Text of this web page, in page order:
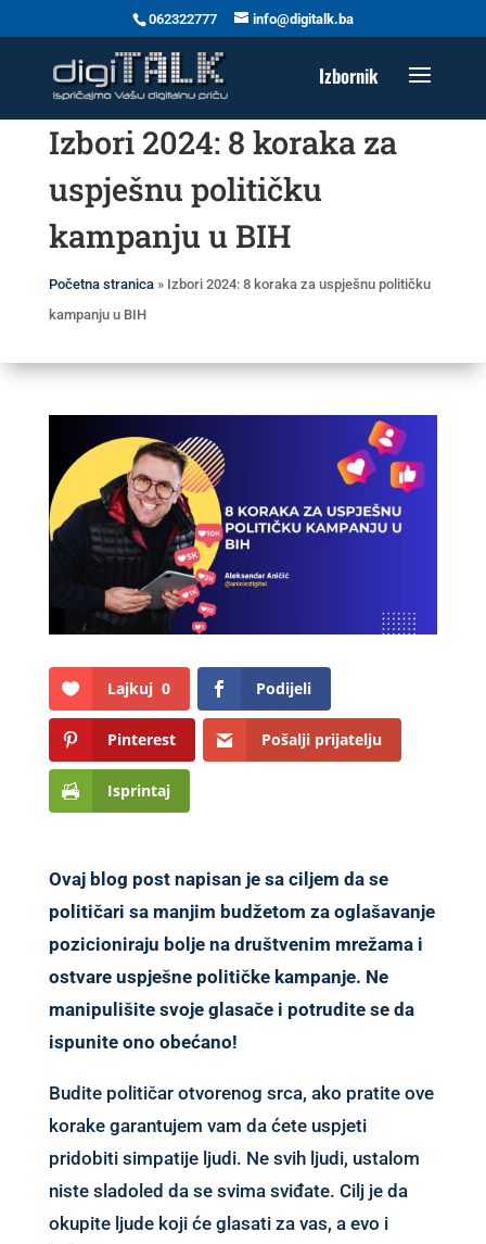
062322777 info@digitalk.ba
Izbori 2024: 8 koraka za
uspješnu političku
kampanju u BIH
Početna stranica» Izbori 2024: 8 koraka za uspješnu političku
kampanju u BIH
Lajkuj 0 Podijeli
Pinterest Pošalji prijatelju
Isprintaj
Ovaj blog post napisan je sa ciljem da se
političari sa manjim budžetom za oglašavanje
pozicioniraju bolje na društvenim mrežama i
ostvare uspješne političke kampanje. Ne
manipulišite svoje glasače i potrudite se da
ispunite ono obećano!
Budite političar otvorenog srca, ako pratite ove
korake garantujem vam da ćete uspjeti
pridobiti simpatije ljudi. Ne svih ljudi, ustalom
niste sladoled da se svima sviđate. Cilj je da
okupite ljude koji će glasati za vas, a evo i